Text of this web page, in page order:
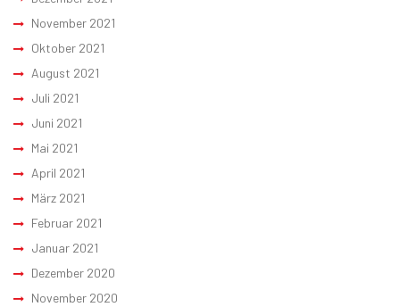
November 2021
Oktober 2021
August 2021
Juli 2021
Juni 2021
Mai 2021
April 2021
März 2021
Februar 2021
Januar 2021
Dezember 2020
November 2020